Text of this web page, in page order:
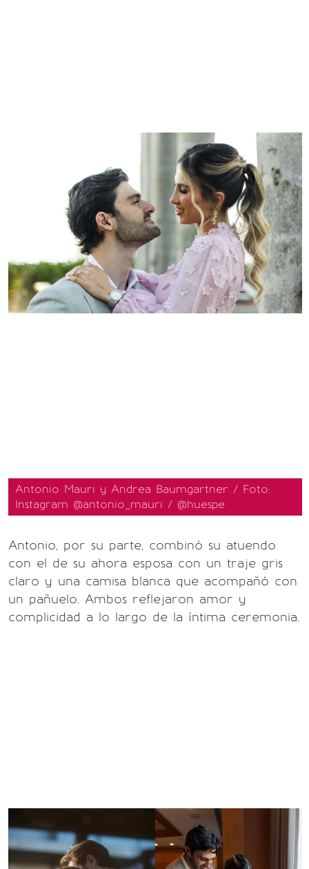
Antonio Mauri y Andrea Baumgartner / Foto:
Instagram @antonio_mauri / @huespe
Antonio, por su parte, combinó su atuendo
con el de su ahora esposa con un traje gris
claro y una camisa blanca que acompañó con
un pañuelo. Ambos reflejaron amor y
complicidad a lo largo de la íntima ceremonia.